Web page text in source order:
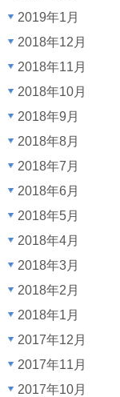
2019年1月
2018年12月
2018年11月
2018年10月
2018年9月
2018年8月
2018年7月
2018年6月
2018年5月
2018年4月
2018年3月
2018年2月
2018年1月
2017年12月
2017年11月
2017年10月